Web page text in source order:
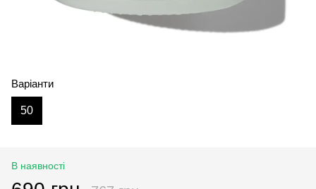
Варіанти
50
В наявності